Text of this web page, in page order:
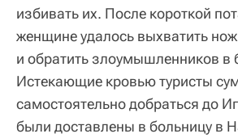
избивать их. После короткой
женщине удалось выхватить
и обратить злоумышленников в
Истекающие кровью туристы
самостоятельно добраться до
были доставлены в больницу в